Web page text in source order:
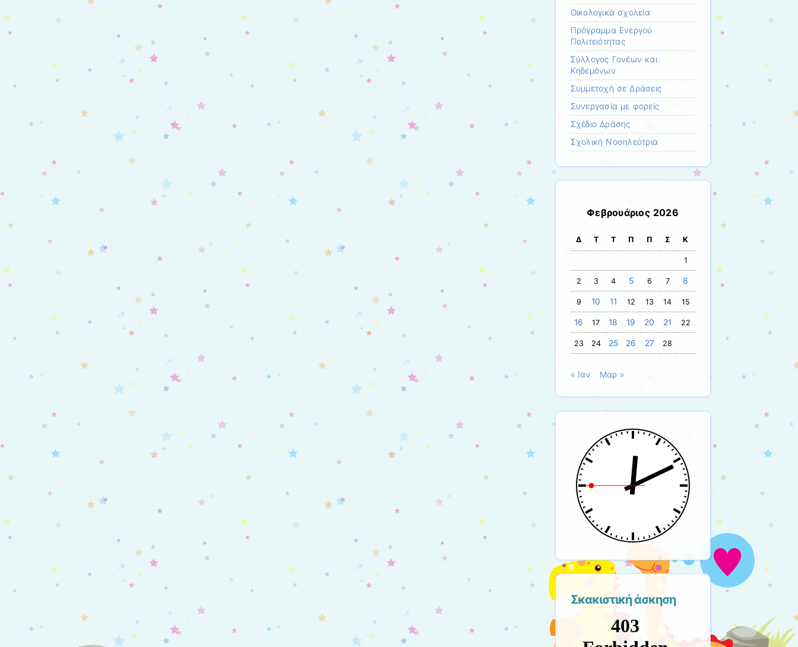
Οικολογικά σχολεία
Πρόγραμμα Ενεργού
Πολιτειότητας
Σύλλογος Γονέων και
Κηδεμόνων
Συμμετοχή σε Δράσεις
Συνεργασία με φορείς
Σχέδιο Δράσης
Σχολική Νοσηλεύτρια
Φεβρουάριος 2026
Δ Τ Τ Π Π Σ Κ
1
2 3 4 5 6 7 8
9 10 11 12 13 14 15
16 17 18 19 20 21 22
23 24 25 26 27 28
« Ιαν Μαρ »
Σκακιστική άσκηση